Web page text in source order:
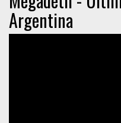
Argentina